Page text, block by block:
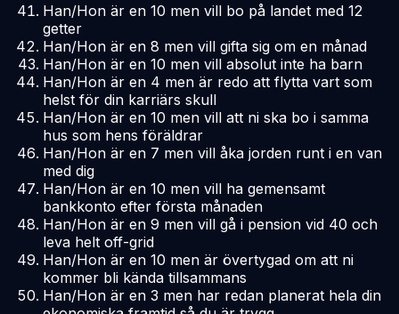
Han/Hon är en 10 men vill bo på landet med 12
getter
Han/Hon är en 8 men vill gifta sig om en månad
Han/Hon är en 10 men vill absolut inte ha barn
Han/Hon är en 4 men är redo att flytta vart som
helst för din karriärs skull
Han/Hon är en 10 men vill att ni ska bo i samma
hus som hens föräldrar
Han/Hon är en 7 men vill åka jorden runt i en van
med dig
Han/Hon är en 10 men vill ha gemensamt
bankkonto efter första månaden
Han/Hon är en 9 men vill gå i pension vid 40 och
leva helt off-grid
Han/Hon är en 10 men är övertygad om att ni
kommer bli kända tillsammans
Han/Hon är en 3 men har redan planerat hela din